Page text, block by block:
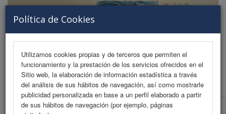
Política de Cookies
Utilizamos cookies propias y de terceros que permiten el
funcionamiento y la prestación de los servicios ofrecidos en el
Sitio web, la elaboración de información estadística a través
del análisis de sus hábitos de navegación, así como mostrarle
publicidad personalizada en base a un perfil elaborado a partir
de sus hábitos de navegación (por ejemplo, páginas
MENU
Programa preliminar